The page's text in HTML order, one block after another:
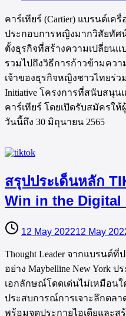
คาร์เทียร์ (Cartier) แบรนด์เ
ประกอบการหญิงมากวิสัยทัศ
ตั้งธุรกิจที่สร้างความเปลี่ยน
รวมไปถึงวิธีการก้าวข้ามคว
เจ้าของธุรกิจหญิงชาวไทยร่วม
Initiative โครงการที่สนับสนุ
คาร์เทียร์ โดยเปิดรับสมัครใ
วันนี้ถึง 30 มิถุนายน 2565
สรุปประเด็นหลัก
Win in the Digital
12 May 202212 May
Thought Leader จากแบรนด์
อย่าง Maybelline New York
เอกลักษณ์โดดเด่นไม่เหมือนใ
ประสบการณ์การเจาะลึกตล
พร้อมจุดประกายไอเดียและส